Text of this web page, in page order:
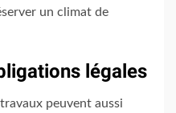
un climat de
légales
peuvent aussi